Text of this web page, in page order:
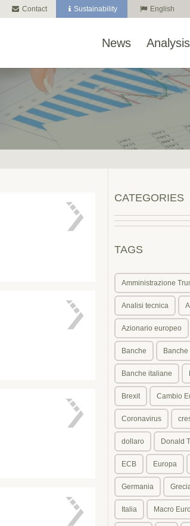
Contact Sustainability English
News Analysis
CATEGORIES
TAGS
Amministrazione
Analisi tecnica
Azionario europeo
Banche Banche
Banche italiane
Brexit Cambio
Coronavirus
dollaro Donald
ECB Europa
Germania
Italia Macro